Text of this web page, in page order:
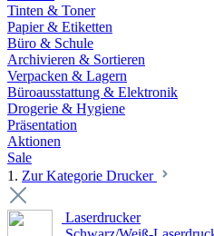
Tinten & Toner
Papier & Etiketten
Büro & Schule
Archivieren & Sortieren
Verpacken & Lagern
Büroausstattung & Elektronik
Drogerie & Hygiene
Präsentation
Aktionen
Sale
1. Zur Kategorie Drucker
Laserdrucker